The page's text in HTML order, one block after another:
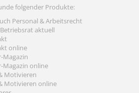
folgender Produkte:
Personal & Arbeitsrecht
aktuell
online
Magazin
Magazin online
Motivieren
Motivieren online